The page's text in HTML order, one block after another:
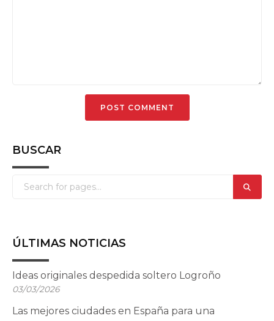
BUSCAR
ÚLTIMAS NOTICIAS
Ideas originales despedida soltero Logroño
03/03/2026
Las mejores ciudades en España para una